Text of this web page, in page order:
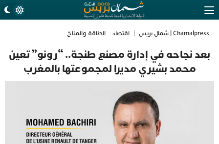
Chamalpress | شمال بريس اقتصاد الطاقة والمناخ
بعد نجاحه في إدارة مصنع طنجة.. “رونو” تعين
محمد بشيري مديرا لمجموعتها بالمغرب